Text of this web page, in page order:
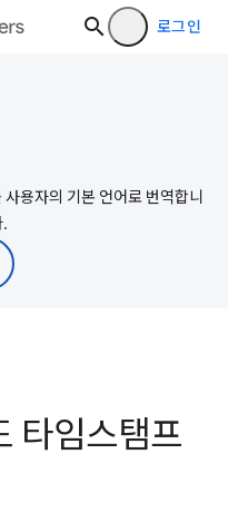
로그인
용자의 기본 언어로 번역합니
타임스탬프